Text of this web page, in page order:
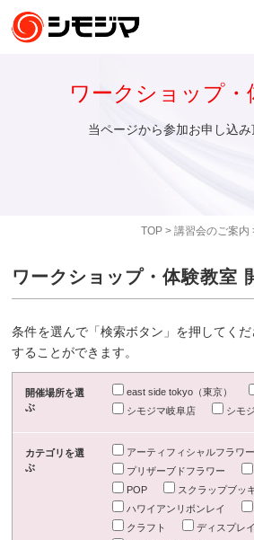
TOP> 講習会のご案内
ワークショップ・
当ページから参加お申し込み
ワークショップ・体験教室
条件を選んで「検索ボタン」を押してく
することができます。
開催場所を選
ぶ
east side tokyo（東京）
シモジマ岐阜店
シモ
カテゴリを選
ぶ
アーティフィシャルフラワー
プリザーブドフラワー
POP
スクラップブッ
ハワイアンリボンレイ
クラフト
ディスプレイ